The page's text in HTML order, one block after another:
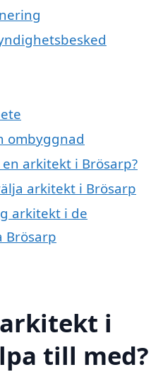
ombyggnad
arkitekt i Brösarp?
arkitekt i Brösarp
arkitekt i de
Brösarp
i
till med?